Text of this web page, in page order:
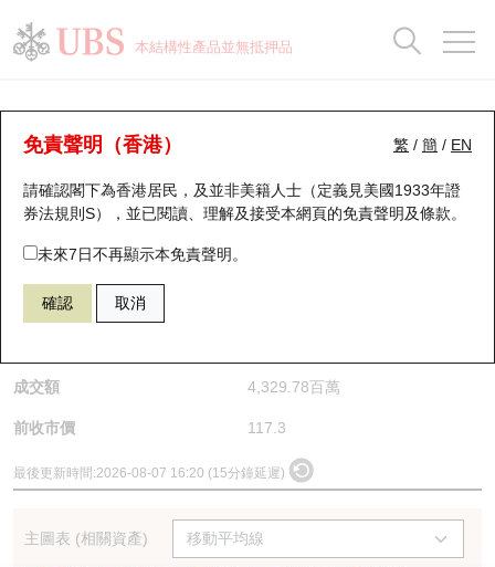
本結構性產品並無抵押品
繁 / 簡 / EN
免責聲明（香港）
請確認閣下為香港居民，及並非美籍人士（定義見美國1933年證
券法規則S），並已閱讀、理解及接受本網頁的免責聲明及條款。
未來7日不再顯示本免責聲明。
確認 取消
正股分析儀
6869 長飛光纖光纜
(6869) 長飛光纖光纜
$124.1 6.8 (+5.8%)
成交額 4,329.78百萬
前收市價 117.3
最後更新時間:2026-08-07 16:20 (15分鐘延遲)
主圖表 (相關資產)
瑞銀認股證一覽
新發行瑞銀認股證
即將到期認股證
認股證到期結算價查詢
認股證分析儀
引伸波幅比較圖
街貨統計
比較
牛熊全景快搜
牛熊證搜尋
牛熊證街貨分佈圖
正股牛熊證列表
新發行瑞銀牛熊證
即將到期牛熊證
牛熊證到期結算價查詢
街貨統計
比較
十大升幅/跌幅
十大認股證成交分佈
十天股證佔大市成交
資金流
街貨統計
正股分析儀
二十大活躍股份
恒指成份股
國指成份股
科指成份股
業績及經濟日曆
持股比重
顯示所有持股比重
每月輪證大市專題
輪證專欄
講座及教育短片
認股證投資者教育
牛熊證投資者教育